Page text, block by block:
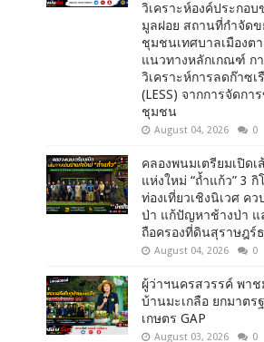
วิเคราะห์องค์ประกอ
มูลฝอย สถานที่กำจัดข
ชุมชนเทศบาลเมืองต
แนวทางหลักเกณฑ์ ก
วิเคราะห์การลดก๊าซเ
(LESS) จากการจัดกา
ชุมชน
August 04, 2026 0
คลองพนมเตรียมเปิดเ
แห่งใหม่ “ถ้ำแก้ว” 3
ท่องเที่ยวเชิงนิเวศ ค
ป่า แก้ปัญหาช้างป่า แ
ถือครองที่ดินสุราษฎร์
August 04, 2026 0
ผู้ว่าฯนครสวรรค์ พา
บ้านมะเกลือ ยกมาตร
เกษตร GAP
August 03, 2026 0